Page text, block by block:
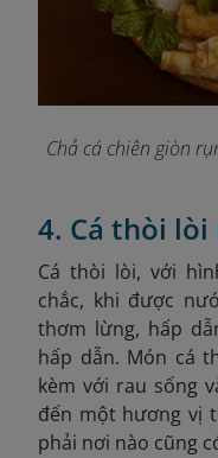
Chả cá chiên giòn
4. Cá thòi
Cá thòi lòi, với
chắc, khi được
thơm lừng, hấp
hấp dẫn. Món cá
kèm với rau sống
đến một hương vị
phải nơi nào cũng